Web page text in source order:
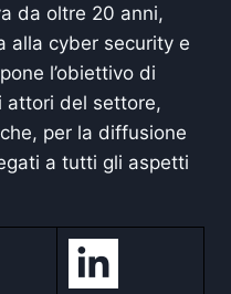
da oltre 20 anni,
alla cyber security e
l’obiettivo di
attori del settore,
per la diffusione
a tutti gli aspetti